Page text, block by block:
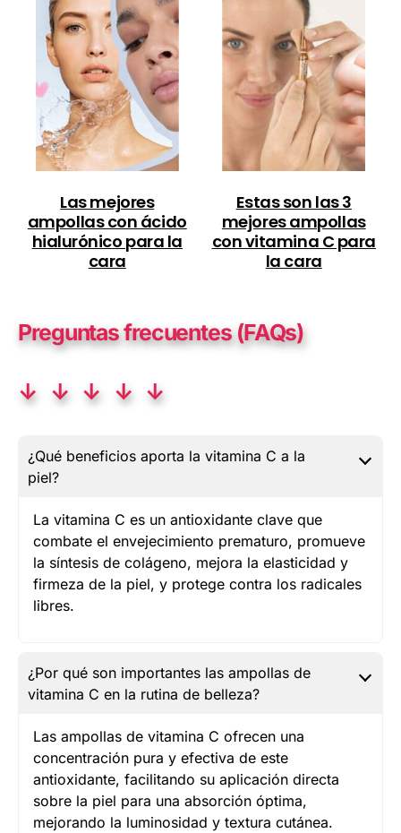
Las mejores
ampollas con ácido
hialurónico para la
cara
Estas son las 3
mejores ampollas
con vitamina C para
la cara
Preguntas frecuentes (FAQs)
↓ ↓ ↓ ↓ ↓
¿Qué beneficios aporta la vitamina C a la
piel?
La vitamina C es un antioxidante clave que
combate el envejecimiento prematuro, promueve
la síntesis de colágeno, mejora la elasticidad y
firmeza de la piel, y protege contra los radicales
libres.
¿Por qué son importantes las ampollas de
vitamina C en la rutina de belleza?
Las ampollas de vitamina C ofrecen una
concentración pura y efectiva de este
antioxidante, facilitando su aplicación directa
sobre la piel para una absorción óptima,
mejorando la luminosidad y textura cutánea.